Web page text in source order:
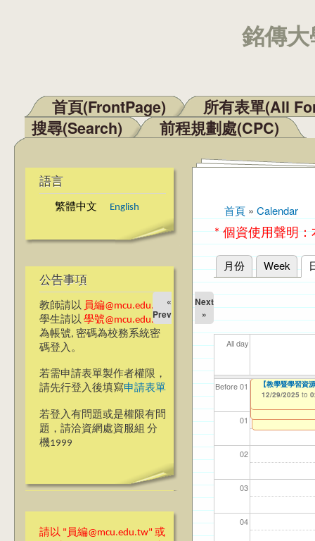
銘傳
主選單
首頁(FrontPage)
所有表單(All
搜尋(Search)
前程規劃處(CPC)
語言
繁體中文 English
公告事項
教師請以 員編@mcu.edu.tw
學生請以 學號@mcu.edu.tw
為帳號, 密碼為校務系統密
碼登入。
若需申請表單製作者權限，
請先行登入後填寫申請表單
若登入有問題或是權限有問
題，請洽資網處資服組 分
機1999
請以 "員編@mcu.edu.tw" 或
您在這裡
首頁 » Calendar
* 個資使用聲明
主要索引標籤
月份 Week
«
Prev
Next
»
All day
Before 01
01
02
03
04
【資網處】
整合系統～表單
【財務處】工讀
11/12/2021 to
【財務處】漏打
錄
114
04/
114
02/
114
03/
【學
07/
114
09/
教務
11/
【教學暨學習
Requirement
【教學暨學習資
12/29/2025 to